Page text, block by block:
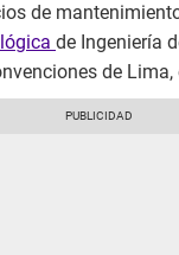
de
de Ingeniería
de Lima,